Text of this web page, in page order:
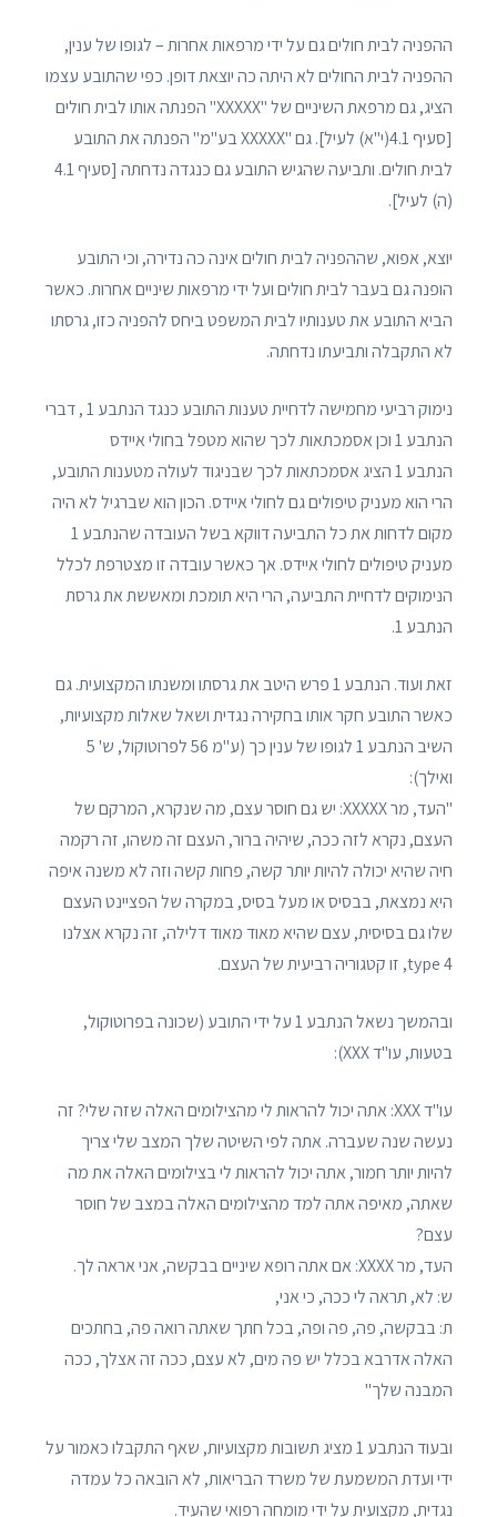
ההפניה לבית חולים גם על ידי מרפאות אחרות – לגופו של ענין,
ההפניה לבית החולים לא היתה כה יוצאת דופן. כפי שהתובע עצמו
הציג, גם מרפאת השיניים של "XXXXX" הפנתה אותו לבית חולים
[סעיף 4.1(י"א) לעיל]. גם "XXXXX בע"מ" הפנתה את התובע
לבית חולים. ותביעה שהגיש התובע גם כנגדה נדחתה [סעיף 4.1
(ה) לעיל].
יוצא, אפוא, שההפניה לבית חולים אינה כה נדירה, וכי התובע
הופנה גם בעבר לבית חולים ועל ידי מרפאות שיניים אחרות. כאשר
הביא התובע את טענותיו לבית המשפט ביחס להפניה כזו, גרסתו
לא התקבלה ותביעתו נדחתה.
נימוק רביעי מחמישה לדחיית טענות התובע כנגד הנתבע 1 , דברי
הנתבע 1 וכן אסמכתאות לכך שהוא מטפל בחולי איידס
הנתבע 1 הציג אסמכתאות לכך שבניגוד לעולה מטענות התובע,
הרי הוא מעניק טיפולים גם לחולי איידס. הכון הוא שברגיל לא היה
מקום לדחות את כל התביעה דווקא בשל העובדה שהנתבע 1
מעניק טיפולים לחולי איידס. אך כאשר עובדה זו מצטרפת לכלל
הנימוקים לדחיית התביעה, הרי היא תומכת ומאששת את גרסת
הנתבע 1.
זאת ועוד. הנתבע 1 פרש היטב את גרסתו ומשנתו המקצועית. גם
כאשר התובע חקר אותו בחקירה נגדית ושאל שאלות מקצועיות,
השיב הנתבע 1 לגופו של ענין כך (ע"מ 56 לפרוטוקול, ש' 5
ואילך):
"העד, מר XXXXX: יש גם חוסר עצם, מה שנקרא, המרקם של
העצם, נקרא לזה ככה, שיהיה ברור, העצם זה משהו, זה רקמה
חיה שהיא יכולה להיות יותר קשה, פחות קשה וזה לא משנה איפה
היא נמצאת, בבסיס או מעל בסיס, במקרה של הפציינט העצם
שלו גם בסיסית, עצם שהיא מאוד מאוד דלילה, זה נקרא אצלנו
type 4, זו קטגוריה רביעית של העצם.
ובהמשך נשאל הנתבע 1 על ידי התובע (שכונה בפרוטוקול,
בטעות, עו"ד XXX):
עו"ד XXX: אתה יכול להראות לי מהצילומים האלה שזה שלי? זה
נעשה שנה שעברה. אתה לפי השיטה שלך המצב שלי צריך
להיות יותר חמור, אתה יכול להראות לי בצילומים האלה את מה
שאתה, מאיפה אתה למד מהצילומים האלה במצב של חוסר
עצם?
העד, מר XXXX: אם אתה רופא שיניים בבקשה, אני אראה לך.
ש: לא, תראה לי ככה, כי אני,
ת: בבקשה, פה, פה ופה, בכל חתך שאתה רואה פה, בחתכים
האלה אדרבא בכלל יש פה מים, לא עצם, ככה זה אצלך, ככה
המבנה שלך"
ובעוד הנתבע 1 מציג תשובות מקצועיות, שאף התקבלו כאמור על
ידי ועדת המשמעת של משרד הבריאות, לא הובאה כל עמדה
נגדית, מקצועית על ידי מומחה רפואי שהעיד.